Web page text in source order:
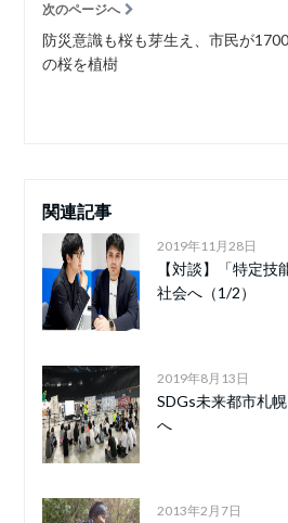
次のページへ
防災意識も桜も芽生え、市民が
の桜を植樹
関連記事
2019年11月28日
【対談】「特定
社会へ（1/2）
2019年8月13日
SDGs未来都市札
へ
2013年2月7日